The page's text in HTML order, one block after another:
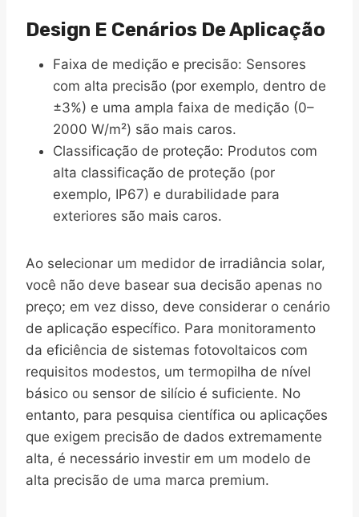
Design E Cenários De Aplicação
Faixa de medição e precisão: Sensores
com alta precisão (por exemplo, dentro de
±3%) e uma ampla faixa de medição (0–
2000 W/m²) são mais caros.
Classificação de proteção: Produtos com
alta classificação de proteção (por
exemplo, IP67) e durabilidade para
exteriores são mais caros.
Ao selecionar um medidor de irradiância solar,
você não deve basear sua decisão apenas no
preço; em vez disso, deve considerar o cenário
de aplicação específico. Para monitoramento
da eficiência de sistemas fotovoltaicos com
requisitos modestos, um termopilha de nível
básico ou sensor de silício é suficiente. No
entanto, para pesquisa científica ou aplicações
que exigem precisão de dados extremamente
alta, é necessário investir em um modelo de
alta precisão de uma marca premium.